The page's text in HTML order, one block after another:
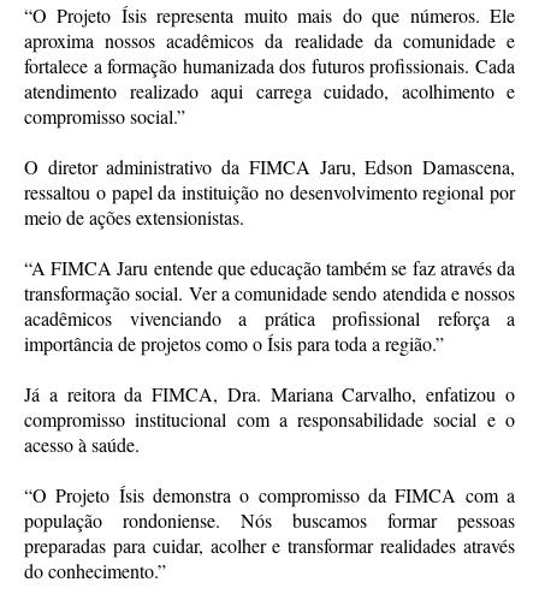
“O Projeto Ísis representa muito mais do que números. Ele
aproxima nossos acadêmicos da realidade da comunidade e
fortalece a formação humanizada dos futuros profissionais. Cada
atendimento realizado aqui carrega cuidado, acolhimento e
compromisso social.”
O diretor administrativo da FIMCA Jaru, Edson Damascena,
ressaltou o papel da instituição no desenvolvimento regional por
meio de ações extensionistas.
“A FIMCA Jaru entende que educação também se faz através da
transformação social. Ver a comunidade sendo atendida e nossos
acadêmicos vivenciando a prática profissional reforça a
importância de projetos como o Ísis para toda a região.”
Já a reitora da FIMCA, Dra. Mariana Carvalho, enfatizou o
compromisso institucional com a responsabilidade social e o
acesso à saúde.
“O Projeto Ísis demonstra o compromisso da FIMCA com a
população rondoniense. Nós buscamos formar pessoas
preparadas para cuidar, acolher e transformar realidades através
do conhecimento.”